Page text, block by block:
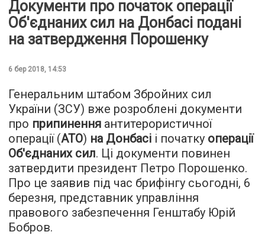
Документи про початок операції
Об'єднаних сил на Донбасі подані
на затвердження Порошенку
6 бер 2018, 14:53
Генеральним штабом Збройних сил
України (ЗСУ) вже розроблені документи
про припинення антитерористичної
операції (АТО) на Донбасі і початку операції
Об'єднаних сил. Ці документи повинен
затвердити президент Петро Порошенко.
Про це заявив під час брифінгу сьогодні, 6
березня, представник управління
правового забезпечення Генштабу Юрій
Бобров.